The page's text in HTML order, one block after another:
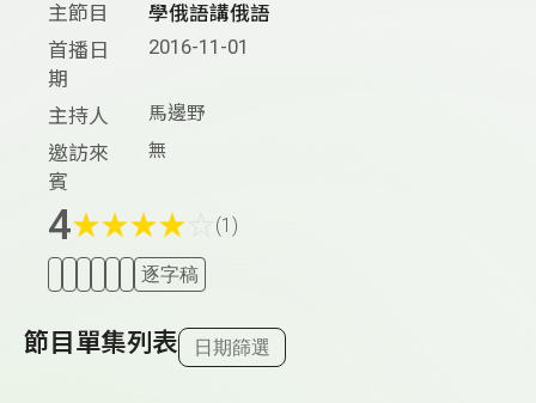
主節目
學俄語講俄語
首播日
期
2016-11-01
主持人 馬邊野
邀訪來
賓
無
4★★★★ (1)
逐字稿
節目單集列表 日期篩選